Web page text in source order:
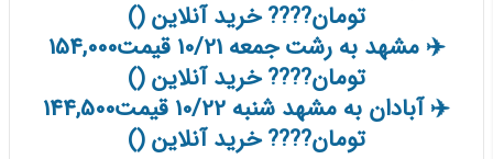
تومان???? خرید آنلاین ()
✈️ مشهد به رشت جمعه 10/21 قیمت154,000
تومان???? خرید آنلاین ()
✈️ آبادان به مشهد شنبه 10/22 قیمت144,500
تومان???? خرید آنلاین ()